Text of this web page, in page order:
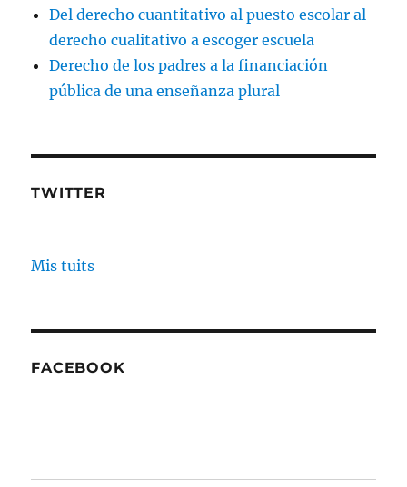
Del derecho cuantitativo al puesto escolar al
derecho cualitativo a escoger escuela
Derecho de los padres a la financiación
pública de una enseñanza plural
TWITTER
Mis tuits
FACEBOOK